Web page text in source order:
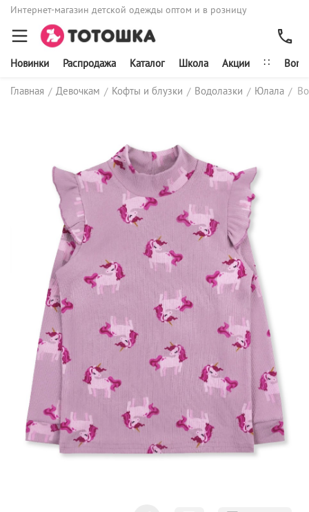
Интернет-магазин детской одежды оптом и в розницу
Новинки Распродажа Каталог Школа Акции ∷
Главная / Девочкам / Кофты и блузки / Водолазки / Юлала /